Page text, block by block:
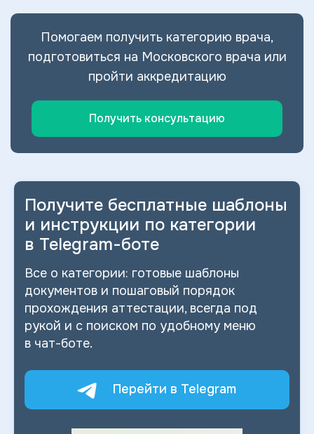
Помогаем получить категорию врача,
подготовиться на Московского врача или
пройти аккредитацию
Получить консультацию
Получите бесплатные шаблоны
и инструкции по категории
в Telegram-боте
Все о категории: готовые шаблоны
документов и пошаговый порядок
прохождения аттестации, всегда под
рукой и с поиском по удобному меню
в чат-боте.
Перейти в Telegram